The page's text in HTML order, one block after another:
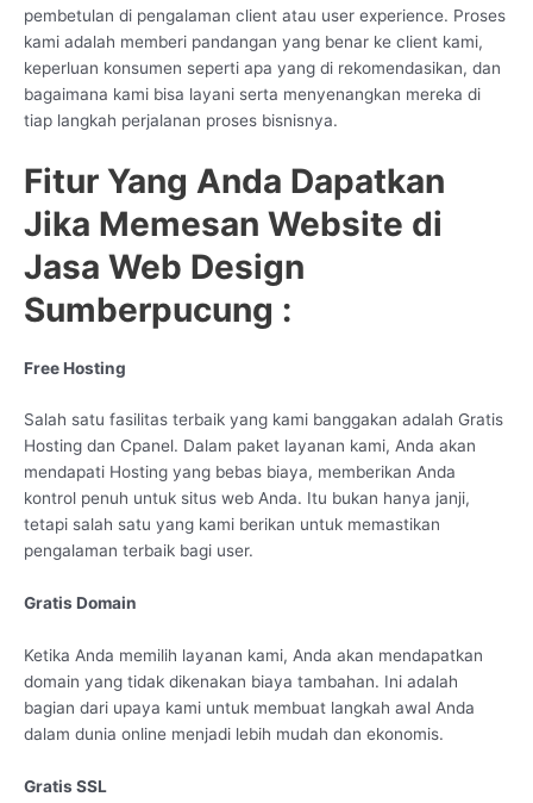
pembetulan di pengalaman client atau user experience. Proses
kami adalah memberi pandangan yang benar ke client kami,
keperluan konsumen seperti apa yang di rekomendasikan, dan
bagaimana kami bisa layani serta menyenangkan mereka di
tiap langkah perjalanan proses bisnisnya.
Fitur Yang Anda Dapatkan
Jika Memesan Website di
Jasa Web Design
Sumberpucung :
Free Hosting
Salah satu fasilitas terbaik yang kami banggakan adalah Gratis
Hosting dan Cpanel. Dalam paket layanan kami, Anda akan
mendapati Hosting yang bebas biaya, memberikan Anda
kontrol penuh untuk situs web Anda. Itu bukan hanya janji,
tetapi salah satu yang kami berikan untuk memastikan
pengalaman terbaik bagi user.
Gratis Domain
Ketika Anda memilih layanan kami, Anda akan mendapatkan
domain yang tidak dikenakan biaya tambahan. Ini adalah
bagian dari upaya kami untuk membuat langkah awal Anda
dalam dunia online menjadi lebih mudah dan ekonomis.
Gratis SSL